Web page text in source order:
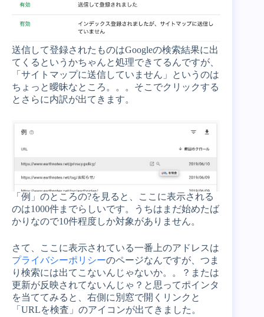
送信して登録されたものはGoogleの検索結果に出
てくるというかちゃんと処理できてるんですが、
「サイトマップに送信していません」というのは
ちょっと曖昧なところ。。。そこでクリックする
とさらに内訳が出てきます。
「例」のところの?を見ると、ここに表示される
のは1000件までらしいです。うちはまだ始めたば
かりなので10件程度しか対象がありません。
さて、ここに表示されている一番上のアドレスは
プライバシーポリシーのページなんですが、つま
り検索には出てこないんじゃないか。。？または
更新が反映されてないんじゃ？と思ってポインタ
を当ててみると、右側に別窓で開くリンクと
「URLを検査」のアイコンが出てきました。